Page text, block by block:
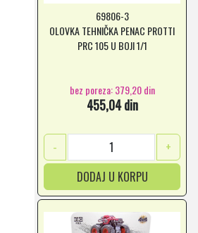
69806-3
OLOVKA TEHNIČKA PENAC PROTTI
PRC 105 U BOJI 1/1
bez poreza: 379,20 din
455,04 din
-
+
DODAJ U KORPU